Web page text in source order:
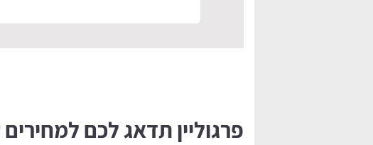
פרגוליין תדאג לכם